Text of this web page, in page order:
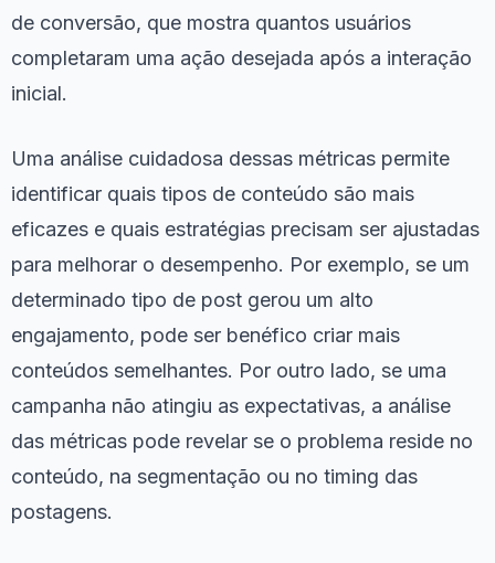
de conversão, que mostra quantos usuários
completaram uma ação desejada após a interação
inicial.
Uma análise cuidadosa dessas métricas permite
identificar quais tipos de conteúdo são mais
eficazes e quais estratégias precisam ser ajustadas
para melhorar o desempenho. Por exemplo, se um
determinado tipo de post gerou um alto
engajamento, pode ser benéfico criar mais
conteúdos semelhantes. Por outro lado, se uma
campanha não atingiu as expectativas, a análise
das métricas pode revelar se o problema reside no
conteúdo, na segmentação ou no timing das
postagens.